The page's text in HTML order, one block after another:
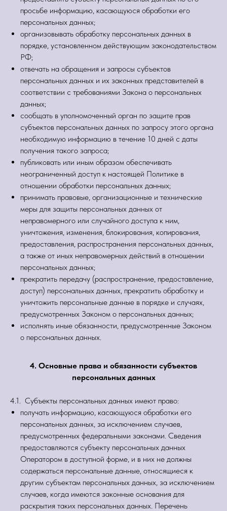
просьбе информацию, касающуюся обработки его
персональных данных;
организовывать обработку персональных данных в
порядке, установленном действующим законодательством
РФ;
отвечать на обращения и запросы субъектов
персональных данных и их законных представителей в
соответствии с требованиями Закона о персональных
данных;
сообщать в уполномоченный орган по защите прав
субъектов персональных данных по запросу этого органа
необходимую информацию в течение 10 дней с даты
получения такого запроса;
публиковать или иным образом обеспечивать
неограниченный доступ к настоящей Политике в
отношении обработки персональных данных;
принимать правовые, организационные и технические
меры для защиты персональных данных от
неправомерного или случайного доступа к ним,
уничтожения, изменения, блокирования, копирования,
предоставления, распространения персональных данных,
а также от иных неправомерных действий в отношении
персональных данных;
прекратить передачу (распространение, предоставление,
доступ) персональных данных, прекратить обработку и
уничтожить персональные данные в порядке и случаях,
предусмотренных Законом о персональных данных;
исполнять иные обязанности, предусмотренные Законом
о персональных данных.
4. Основные права и обязанности субъектов
персональных данных
4.1. Субъекты персональных данных имеют право:
получать информацию, касающуюся обработки его
персональных данных, за исключением случаев,
предусмотренных федеральными законами. Сведения
предоставляются субъекту персональных данных
Оператором в доступной форме, и в них не должны
содержаться персональные данные, относящиеся к
другим субъектам персональных данных, за исключением
случаев, когда имеются законные основания для
раскрытия таких персональных данных. Перечень